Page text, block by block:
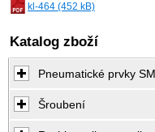
kl-464 (452 kB)
Katalog zboží
Pneumatické prvky
Šroubení